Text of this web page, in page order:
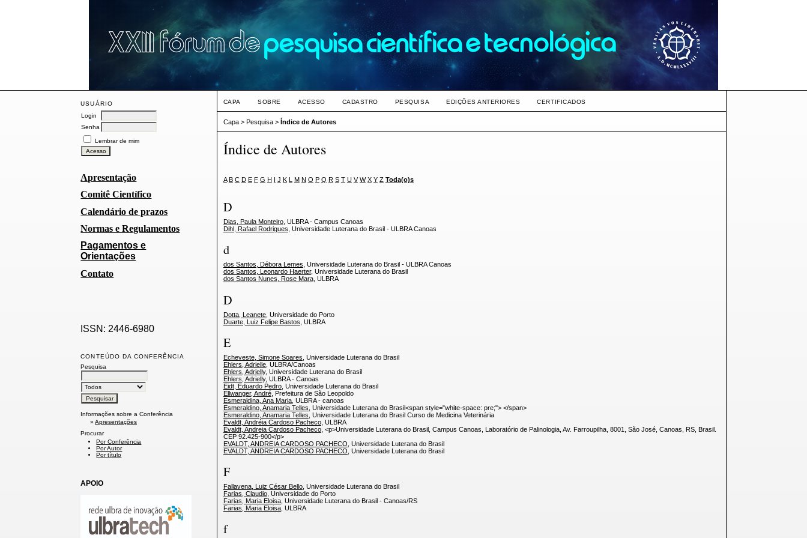
USUÁRIO
Login
Senha
Lembrar de mim
Apresentação
Comitê Científico
Calendário de prazos
Normas e Regulamentos
Pagamentos e
Orientações
Contato
ISSN: 2446-6980
CONTEÚDO DA CONFERÊNCIA
Pesquisa
Informações sobre a Conferência
» Apresentações
Procurar
Por Conferência
Por Autor
Por título
APOIO
CAPA SOBRE ACESSO CADASTRO PESQUISA EDIÇÕES ANTERIORES CERTIFICADOS
Capa> Pesquisa> Índice de Autores
Índice de Autores
A B C D E F G H I J K L M N O P Q R S T U V W X Y Z Toda(o)s
D
Dias, Paula Monteiro, ULBRA - Campus Canoas
Dihl, Rafael Rodrigues , Universidade Luterana do Brasil - ULBRA Canoas
d
dos Santos, Débora Lemes, Universidade Luterana do Brasil - ULBRA Canoas
dos Santos, Leonardo Haerter, Universidade Luterana do Brasil
dos Santos Nunes, Rose Mara, ULBRA
D
Dotta, Leanete, Universidade do Porto
Duarte, Luiz Felipe Bastos , ULBRA
E
Echeveste, Simone Soares , Universidade Luterana do Brasil
Ehlers, Adrielle, ULBRA/Canoas
Ehlers, Adrielly, Universidade Luterana do Brasil
Ehlers, Adrielly, ULBRA - Canoas
Eidt, Eduardo Pedro, Universidade Luterana do Brasil
Ellwanger, André, Prefeitura de São Leopoldo
Esmeraldina, Ana Maria, ULBRA - canoas
Esmeraldino, Anamaria Telles , Universidade Luterana do Brasil<span style="white-space: pre;"> </span>
Esmeraldino, Anamaria Telles , Universidade Luterana do Brasil Curso de Medicina Veterinária
Evaldt, Andréia Cardoso Pacheco, ULBRA
Evaldt, Andreia Cardoso Pacheco, <p>Universidade Luterana do Brasil, Campus Canoas, Laboratório de Palinologia, Av. Farroupilha, 8001, São José, Canoas, RS, Brasil.
CEP 92.425-900</p>
EVALDT, ANDREIA CARDOSO PACHECO , Universidade Luterana do Brasil
EVALDT, ANDREIA CARDOSO PACHECO , Universidade Luterana do Brasil
F
Fallavena, Luiz César Bello, Universidade Luterana do Brasil
Farias, Claudio, Universidade do Porto
Farias, Maria Eloisa, Universidade Luterana do Brasil - Canoas/RS
Farias, Maria Eloisa, ULBRA
f